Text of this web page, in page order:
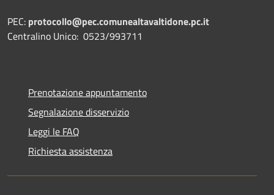
PEC: protocollo@pec.comunealtavaltidone.pc.it
Centralino Unico: 0523/993711
Prenotazione appuntamento
Segnalazione disservizio
Leggi le FAQ
Richiesta assistenza